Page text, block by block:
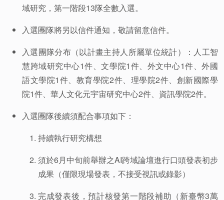
域研究，第一階段13隊全數入選。
入選團隊將另以信件通知，敬請留意信件。
入選團隊分布（以計畫主持人所屬單位統計）：人工智
慧跨域研究中心1件、文學院1件、外文中心1件、外國
語文學院1件、教育學院2件、理學院2件、創新國際學
院1件、華人文化元宇宙研究中心2件、資訊學院2件。
入選團隊後續須配合事項如下：
持續執行研究構想
須於6月中旬前舉辦之AI跨域論壇進行口頭發表初步
成果（僅限現場發表，不接受視訊或錄影）
完成發表後，預計核發第一階段補助（新臺幣3萬